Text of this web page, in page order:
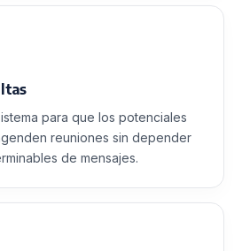
para que los potenciales
reuniones sin depender
de mensajes.